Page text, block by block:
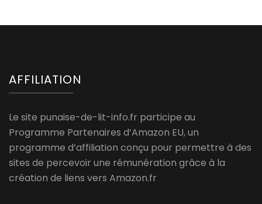
AFFILIATION
Le site punaise-de-lit-info.fr participe au
Programme Partenaires d’Amazon EU, un
programme d’affiliation conçu pour permettre à des
sites de percevoir une rémunération grâce à la
création de liens vers Amazon.fr